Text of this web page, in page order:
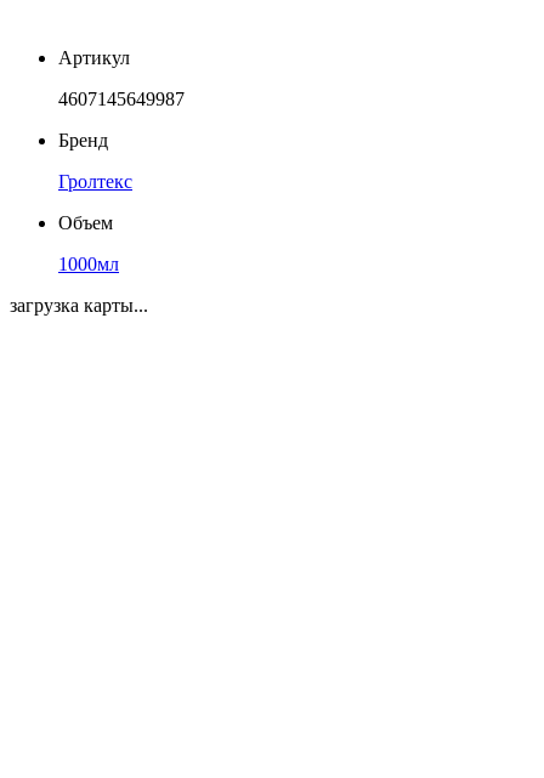
Артикул
4607145649987
Бренд
Гролтекс
Объем
1000мл
загрузка карты...